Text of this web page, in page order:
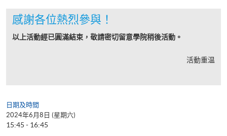
感謝各位熱烈參與！
以上活動經已圓滿結束，敬請密切留意學院稍後活動。
活動重温
日期及時間
2024年6月8日 (星期六)
15:45 - 16:45